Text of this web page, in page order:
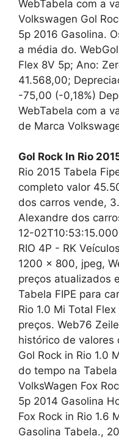
WebTabela com a
Volkswagen Gol
5p 2016 Gasolina.
a média do.
Flex 8V 5p; Ano:
41.568,00;
-75,00 (-0,18%)
WebTabela com a
de Marca
Gol Rock In Rio
Rio 2015 Tabela
completo valor
dos carros vende,
Alexandre dos
12-
RIO 4P - RK
1200 x 800, jpeg,
preços atualizados
Tabela FIPE para
Rio 1.0 Mi Total
preços. Web76
histórico de valores
Gol Rock in Rio 1.0
do tempo na Tabela
VolksWagen Fox
5p 2014 Gasolina
Fox Rock in Rio 1.6
Gasolina Tabela.,